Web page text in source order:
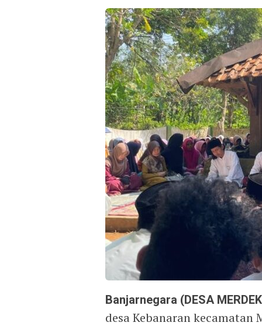
Banjarnegara (DESA
desa Kebanaran